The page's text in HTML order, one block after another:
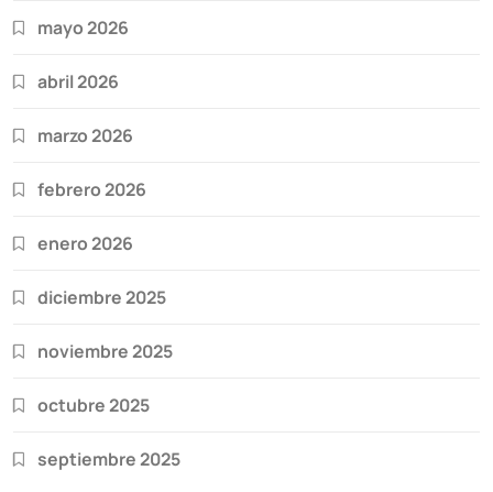
mayo 2026
abril 2026
marzo 2026
febrero 2026
enero 2026
diciembre 2025
noviembre 2025
octubre 2025
septiembre 2025